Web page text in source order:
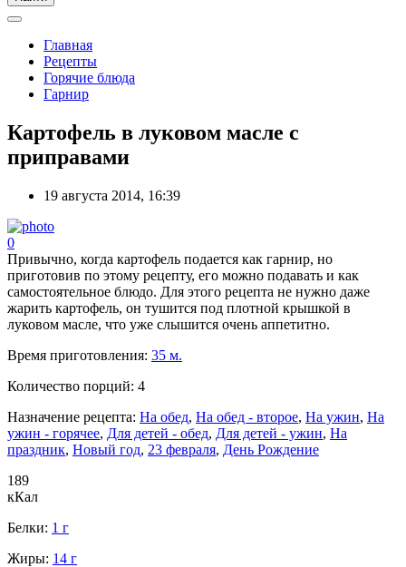
Главная
Рецепты
Горячие блюда
Гарнир
Картофель в луковом масле с
приправами
19 августа 2014, 16:39
0
Привычно, когда картофель подается как гарнир, но
приготовив по этому рецепту, его можно подавать и как
самостоятельное блюдо. Для этого рецепта не нужно даже
жарить картофель, он тушится под плотной крышкой в
луковом масле, что уже слышится очень аппетитно.
Время приготовления: 35 м.
Количество порций: 4
Назначение рецепта: На обед, На обед - второе, На ужин, На
ужин - горячее, Для детей - обед, Для детей - ужин, На
праздник, Новый год, 23 февраля, День Рождение
189
кКал
Белки: 1 г
Жиры: 14 г